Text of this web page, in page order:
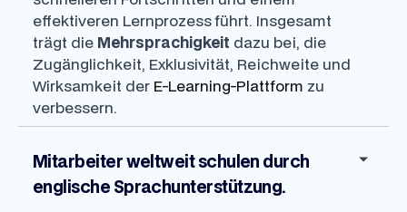
effektiveren Lernprozess führt. Insgesamt
trägt die Mehrsprachigkeit dazu bei, die
Zugänglichkeit, Exklusivität, Reichweite und
Wirksamkeit der E-Learning-Plattform zu
verbessern.
Mitarbeiter weltweit schulen durch
englische Sprachunterstützung.